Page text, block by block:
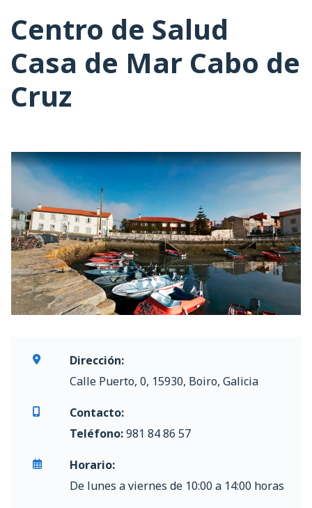
Centro de Salud
Casa de Mar Cabo de
Cruz
Dirección:
Calle Puerto, 0, 15930, Boiro, Galicia
Contacto:
Teléfono:981 84 86 57
Horario:
De lunes a viernes de 10:00 a 14:00 horas